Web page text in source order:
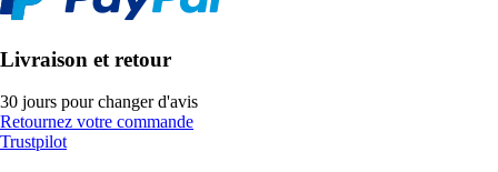
Livraison et retour
30 jours pour changer d'avis
Retournez votre commande
Trustpilot